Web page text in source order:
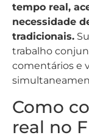
tempo real,
necessidade
tradicionais.
trabalho
comentários e
Como
real no